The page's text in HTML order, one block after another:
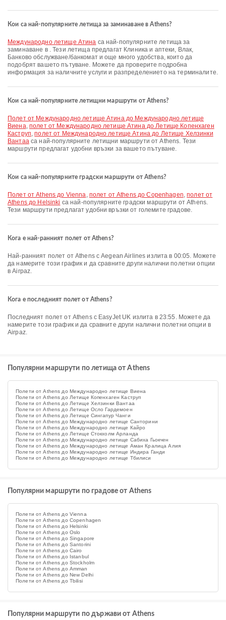
Кои са най-популярните летища за заминаване в Athens?
Международно летище Атина са най-популярните летища за
заминаване в . Тези летища предлагат Клиника и аптеки, Влак,
Банково обслужване/банкомат и още много удобства, които да
подобрят вашето пътуване. Можете да проверите подробна
информация за наличните услуги и разпределението на терминалите.
Кои са най-популярните летищни маршрути от Athens?
полет от Международно летище Атина до Международно летище
Виена, полет от Международно летище Атина до Летище Копенхаген
Каструп,полет от Международно летище Атина до Летище Хелзинки
Вантааса най-популярните летищни маршрути от Athens. Тези
маршрути предлагат удобни връзки за вашето пътуване.
Кои са най-популярните градски маршрути от Athens?
полет от Athens до Vienna, полет от Athens до Copenhagen,полет от
Athens до Helsinki са най-популярните градски маршрути от Athens.
Тези маршрути предлагат удобни връзки от големите градове.
Кога е най-ранният полет от Athens?
Най-ранният полет от Athens с Aegean Airlines излита в 00:05. Можете
да намерите този график и да сравните други налични полетни опции
в Airpaz.
Кога е последният полет от Athens?
Последният полет от Athens с EasyJet UK излита в 23:55. Можете да
намерите този график и да сравните други налични полетни опции в
Airpaz.
Популярни маршрути по летища от Athens
Полети от Athens до Международно летище Виена
Полети от Athens до Летище Копенхаген Каструп
Полети от Athens до Летище Хелзинки Вантаа
Полети от Athens до Летище Осло Гардемоен
Полети от Athens до Летище Сингапур Чанги
Полети от Athens до Международно летище Санторини
Полети от Athens до Международно летище Кайро
Полети от Athens до Летище Стокхолм Арланда
Полети от Athens до Международно летище Сабиха Гьокчен
Полети от Athens до Международно летище Аман Кралица Алия
Полети от Athens до Международно летище Индира Ганди
Полети от Athens до Международно летище Тбилиси
Популярни маршрути по градове от Athens
Полети от Athens до Vienna
Полети от Athens до Copenhagen
Полети от Athens до Helsinki
Полети от Athens до Oslo
Полети от Athens до Singapore
Полети от Athens до Santorini
Полети от Athens до Cairo
Полети от Athens до Istanbul
Полети от Athens до Stockholm
Полети от Athens до Amman
Полети от Athens до New Delhi
Полети от Athens до Tbilisi
Популярни маршрути по държави от Athens